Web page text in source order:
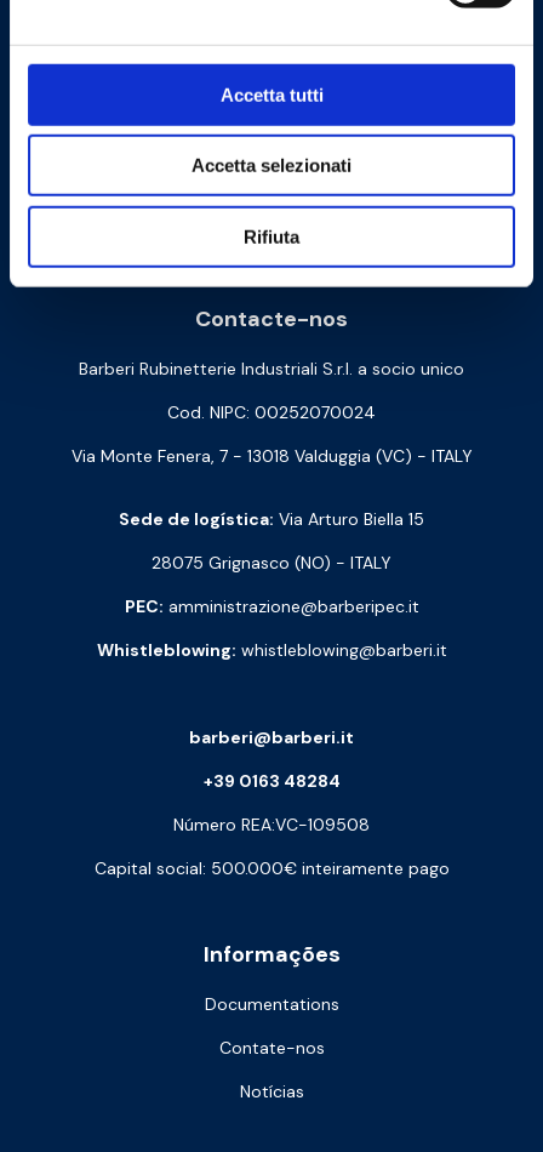
Accetta tutti
Accetta selezionati
Rifiuta
Cookie Policy Privacy Policy
Contacte-nos
Barberi Rubinetterie Industriali S.r.l. a socio unico
Cod. NIPC: 00252070024
Via Monte Fenera, 7 - 13018 Valduggia (VC) - ITALY
Sede de logística: Via Arturo Biella 15
28075 Grignasco (NO) - ITALY
PEC: amministrazione@barberipec.it
Whistleblowing: whistleblowing@barberi.it
Informações
Documentations
Contate-nos
Notícias
barberi@barberi.it
+39 0163 48284
Número REA:VC-109508
Capital social: 500.000€ inteiramente pago